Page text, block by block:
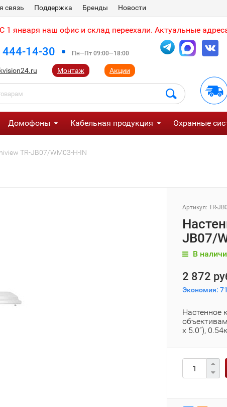
связь Поддержка Бренды Новости
января наш офис и склад переехали. Актуальные
14-30 Пн—Пт 09:00—18:00
Монтаж Акции
Домофоны Кабельная продукция Охранные
TR-JB07/WM03-H-IN
Артикул: TR-
JB07/
В
2 872
Экономия:
Настенное
x 5.0”),